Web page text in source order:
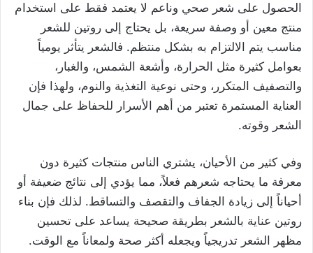
الحصول على شعر صحي وناعم لا يعتمد فقط على استخدام
منتج معين أو وصفة سريعة، بل يحتاج إلى روتين للشعر
مناسب يتم الالتزام به بشكل منتظم. فالشعر يتأثر يومياً
بعوامل كثيرة مثل الحرارة، وأشعة الشمس، والغبار،
والتصفيف المتكرر، وحتى نوعية التغذية والنوم، ولهذا فإن
العناية المستمرة تعتبر من أهم الأسرار للحفاظ على جمال
الشعر وقوته.
وفي كثير من الأحيان، يشتري الناس منتجات كثيرة دون
معرفة ما يحتاجه شعرهم فعلاً، مما يؤدي إلى نتائج ضعيفة أو
أحياناً إلى زيادة الجفاف والتقصف والتساقط. لذلك فإن بناء
روتين عناية بالشعر بطريقة صحيحة يساعد على تحسين
مظهر الشعر تدريجياً ويجعله أكثر صحة ولمعاناً مع الوقت.